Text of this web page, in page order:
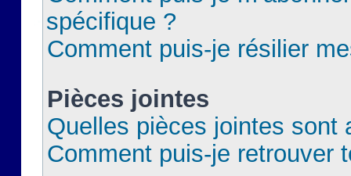
spécifique ?
Comment puis-je résilier
Pièces jointes
Quelles pièces jointes sont
Comment puis-je retrouver